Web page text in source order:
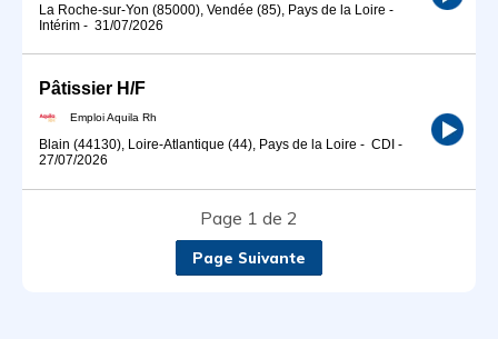
La Roche-sur-Yon (85000), Vendée (85), Pays de la Loire -
Intérim - 31/07/2026
Pâtissier H/F
Emploi Aquila Rh
Blain (44130), Loire-Atlantique (44), Pays de la Loire - CDI -
27/07/2026
Page 1 de 2
Page Suivante